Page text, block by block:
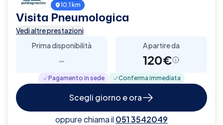
10.1 km
Visita Pneumologica
Vedi altre prestazioni
Prima disponibilità
-
A partire da
120€
Pagamento in sede Conferma immediata
Scegli giorno e ora
oppure chiama il 051 3542049